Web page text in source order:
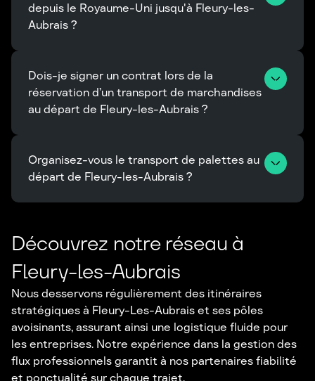
depuis le Royaume-Uni jusqu'à Fleury-les-
Aubrais ?
Dois-je signer un contrat lors de la
réservation d’un transport de marchandises
au départ de Fleury-les-Aubrais ?
Organisez-vous le transport de palettes au
départ de Fleury-les-Aubrais ?
Découvrez notre réseau à
Fleury-les-Aubrais
Nous desservons régulièrement des itinéraires
stratégiques à Fleury-Les-Aubrais et ses pôles
avoisinants, assurant ainsi une logistique fluide pour
les entreprises. Notre expérience dans la gestion des
flux professionnels garantit à nos partenaires fiabilité
et ponctualité sur chaque trajet.